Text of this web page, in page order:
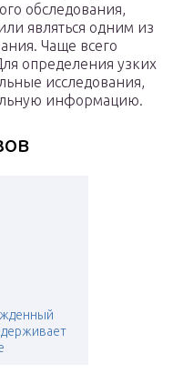
обследования,
являться одним из
Чаще всего
определения узких
исследования,
информацию.